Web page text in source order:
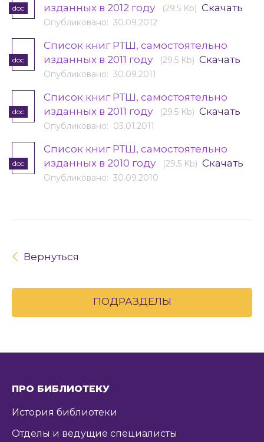
doc
изданных в 2012 году
(29.5 Kb) Скачать
Опубликовано: 30.09.2012
doc
Cписок книг РТШ, самостоятельно
изданных в 2011 году
(29.5 Kb) Скачать
Опубликовано: 30.09.2011
doc
Список книг РТШ, самостоятельно
изданных в 2011 году
(29.5 Kb) Скачать
Опубликовано: 03.01.2011
doc
Cписок книг РТШ, самостоятельно
изданных в 2010 году
(29.5 Kb) Скачать
Опубликовано: 30.09.2010
Вернуться
ПОДРАЗДЕЛЫ
ПРО БИБЛИОТЕКУ
История библиотеки
Отделы и ведущие специалисты